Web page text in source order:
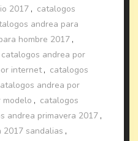
2017 , catalogos
andrea para
hombre 2017 ,
catalogos andrea por
internet, catalogos
andrea por
, catalogos
andrea primavera 2017 ,
2017 sandalias ,